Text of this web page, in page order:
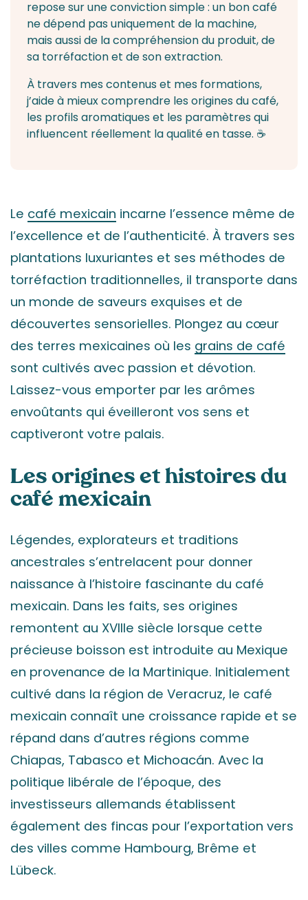
repose sur une conviction simple : un bon café
ne dépend pas uniquement de la machine,
mais aussi de la compréhension du produit, de
sa torréfaction et de son extraction.
À travers mes contenus et mes formations,
j’aide à mieux comprendre les origines du café,
les profils aromatiques et les paramètres qui
influencent réellement la qualité en tasse. ☕
Le café mexicain incarne l’essence même de
l’excellence et de l’authenticité. À travers ses
plantations luxuriantes et ses méthodes de
torréfaction traditionnelles, il transporte dans
un monde de saveurs exquises et de
découvertes sensorielles. Plongez au cœur
des terres mexicaines où les grains de café
sont cultivés avec passion et dévotion.
Laissez-vous emporter par les arômes
envoûtants qui éveilleront vos sens et
captiveront votre palais.
Les origines et histoires du
café mexicain
Légendes, explorateurs et traditions
ancestrales s’entrelacent pour donner
naissance à l’histoire fascinante du café
mexicain. Dans les faits, ses origines
remontent au XVIIIe siècle lorsque cette
précieuse boisson est introduite au Mexique
en provenance de la Martinique. Initialement
cultivé dans la région de Veracruz, le café
mexicain connaît une croissance rapide et se
répand dans d’autres régions comme
Chiapas, Tabasco et Michoacán. Avec la
politique libérale de l’époque, des
investisseurs allemands établissent
également des fincas pour l’exportation vers
des villes comme Hambourg, Brême et
Lübeck.